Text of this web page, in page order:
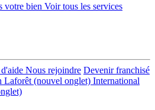
votre bien Voir tous les services
Nous rejoindre Devenir franchisé
Laforêt (nouvel onglet) International